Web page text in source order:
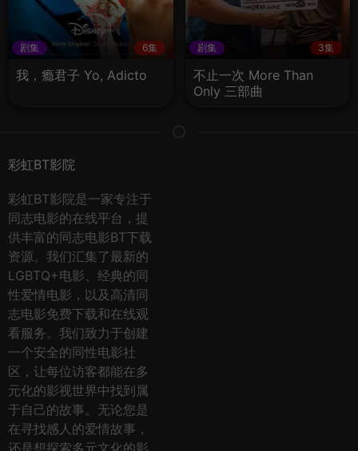
剧集 6集
我，瘾君子 Yo, Adicto
剧集 3集
不止一次 More Than
Only 三部曲
彩虹BT影院
彩虹BT影院是一家专注于
同志电影的在线平台，提
供丰富的同志电影BT下载
资源。我们汇集了最新的
LGBTQ+电影、经典的同
性爱情电影，以及高清同
志电影免费下载和在线观
看服务。我们致力于创建
一个安全的同性电影社
区，让每位访客都能在多
元化的影视世界中找到属
于自己的故事。无论您是
在寻找感人的爱情故事，